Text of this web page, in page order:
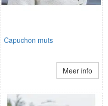
Capuchon muts
Meer info